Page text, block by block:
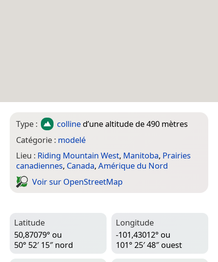
Type : colline d’une altitude de 490 mètres
Catégorie : modelé
Lieu : Riding Mountain West, Manitoba, Prairies
canadiennes, Canada, Amérique du Nord
Voir sur Open­Street­Map
Latitude
50,87079° ou
50° 52′ 15″ nord
Longitude
-101,43012° ou
101° 25′ 48″ ouest